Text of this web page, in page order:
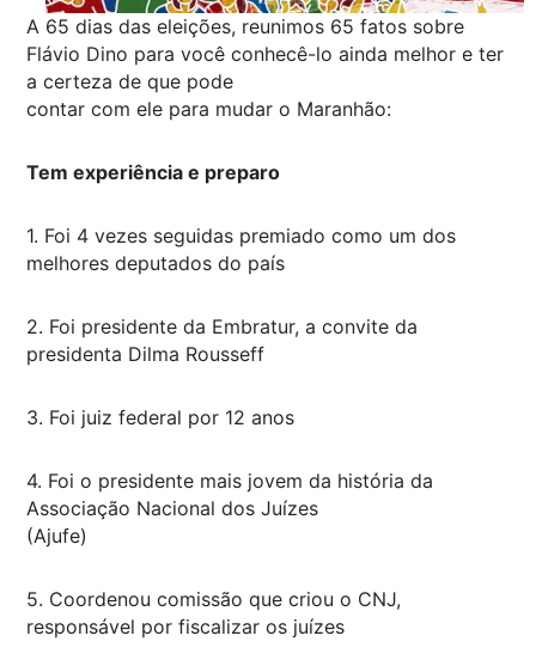
A 65 dias das eleições, reunimos 65 fatos sobre
Flávio Dino para você conhecê-lo ainda melhor e ter
a certeza de que pode
contar com ele para mudar o Maranhão:
Tem experiência e preparo
1. Foi 4 vezes seguidas premiado como um dos
melhores deputados do país
2. Foi presidente da Embratur, a convite da
presidenta Dilma Rousseff
3. Foi juiz federal por 12 anos
4. Foi o presidente mais jovem da história da
Associação Nacional dos Juízes
(Ajufe)
5. Coordenou comissão que criou o CNJ,
responsável por fiscalizar os juízes